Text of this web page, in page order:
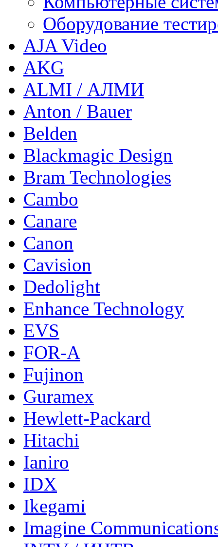
Оборудование
AJA Video
AKG
ALMI / АЛМИ
Anton / Bauer
Belden
Blackmagic Design
Bram Technologies
Cambo
Canare
Canon
Cavision
Dedolight
Enhance Technology
EVS
FOR-A
Fujinon
Guramex
Hewlett-Packard
Hitachi
Ianiro
IDX
Ikegami
Imagine